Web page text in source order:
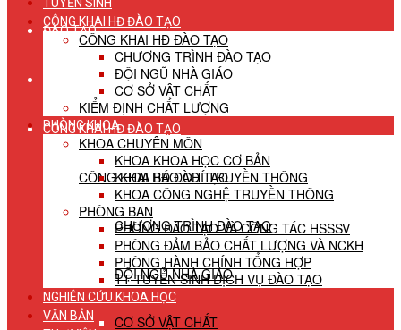
ĐÀO TẠO
TUYỂN SINH
CÔNG KHAI HĐ ĐÀO TẠO
CÔNG KHAI HĐ ĐÀO TẠO
CHƯƠNG TRÌNH ĐÀO TẠO
ĐỘI NGŨ NHÀ GIÁO
CƠ SỞ VẬT CHẤT
CÔNG KHAI HĐ ĐÀO TẠO
CÔNG KHAI HĐ ĐÀO TẠO
CHƯƠNG TRÌNH ĐÀO TẠO
ĐỘI NGŨ NHÀ GIÁO
CƠ SỞ VẬT CHẤT
KIỂM ĐỊNH CHẤT LƯỢNG
PHÒNG KHOA
KHOA CHUYÊN MÔN
KHOA KHOA HỌC CƠ BẢN
KHOA BÁO CHÍ TRUYỀN THÔNG
KHOA CÔNG NGHỆ TRUYỀN THÔNG
PHÒNG BAN
PHÒNG ĐÀO TẠO VÀ CÔNG TÁC HSSSV
PHÒNG ĐẢM BẢO CHẤT LƯỢNG VÀ NCKH
PHÒNG HÀNH CHÍNH TỔNG HỢP
TT TUYỂN SINH DỊCH VỤ ĐÀO TẠO
NGHIÊN CỨU KHOA HỌC
VĂN BẢN